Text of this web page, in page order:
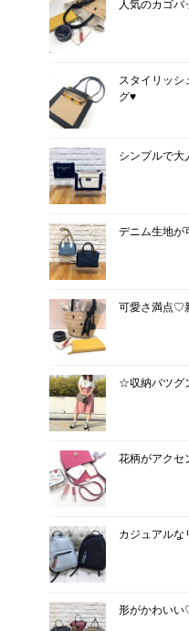
人気のカゴバ
スタイリッシ
グ♥
シンプルで大
デニム生地
可愛さ満点♡
☆収納バツグ
花柄がアクセ
カジュアル
形がかわい